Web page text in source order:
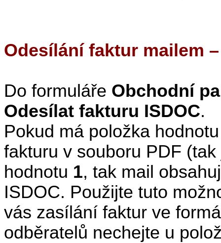
Odesílání faktur mailem
Do formuláře Obchodní
Odesílat fakturu ISDOC.
Pokud má položka
fakturu v souboru PDF
hodnotu 1, tak mail
ISDOC. Použijte tuto
vás zasílání faktur ve
odběratelů nechejte u